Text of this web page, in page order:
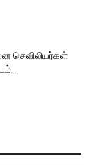
செவிலியர்கள்